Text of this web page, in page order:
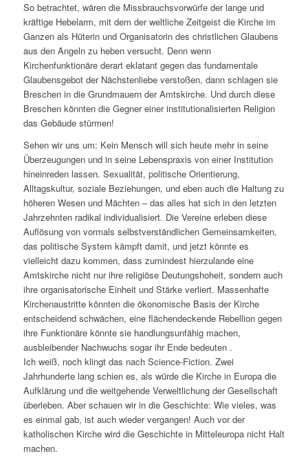
So betrachtet, wären die Missbrauchsvorwürfe der lange und
kräftige Hebelarm, mit dem der weltliche Zeitgeist die Kirche im
Ganzen als Hüterin und Organisatorin des christlichen Glaubens
aus den Angeln zu heben versucht. Denn wenn
Kirchenfunktionäre derart eklatant gegen das fundamentale
Glaubensgebot der Nächstenliebe verstoßen, dann schlagen sie
Breschen in die Grundmauern der Amtskirche. Und durch diese
Breschen könnten die Gegner einer institutionalisierten Religion
das Gebäude stürmen!
Sehen wir uns um: Kein Mensch will sich heute mehr in seine
Überzeugungen und in seine Lebenspraxis von einer Institution
hineinreden lassen. Sexualität, politische Orientierung,
Alltagskultur, soziale Beziehungen, und eben auch die Haltung zu
höheren Wesen und Mächten – das alles hat sich in den letzten
Jahrzehnten radikal individualisiert. Die Vereine erleben diese
Auflösung von vormals selbstverständlichen Gemeinsamkeiten,
das politische System kämpft damit, und jetzt könnte es
vielleicht dazu kommen, dass zumindest hierzulande eine
Amtskirche nicht nur ihre religiöse Deutungshoheit, sondern auch
ihre organisatorische Einheit und Stärke verliert. Massenhafte
Kirchenaustritte könnten die ökonomische Basis der Kirche
entscheidend schwächen, eine flächendeckende Rebellion gegen
ihre Funktionäre könnte sie handlungsunfähig machen,
ausbleibender Nachwuchs sogar ihr Ende bedeuten .
Ich weiß, noch klingt das nach Science-Fiction. Zwei
Jahrhunderte lang schien es, als würde die Kirche in Europa die
Aufklärung und die weitgehende Verweltlichung der Gesellschaft
überleben. Aber schauen wir in die Geschichte: Wie vieles, was
es einmal gab, ist auch wieder vergangen! Auch vor der
katholischen Kirche wird die Geschichte in Mitteleuropa nicht Halt
machen.